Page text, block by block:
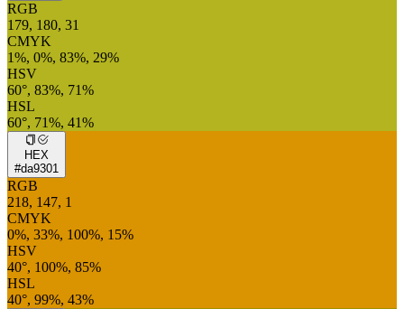
RGB
179, 180, 31
CMYK
1%, 0%, 83%, 29%
HSV
60°, 83%, 71%
HSL
60°, 71%, 41%
HEX
#da9301
RGB
218, 147, 1
CMYK
0%, 33%, 100%, 15%
HSV
40°, 100%, 85%
HSL
40°, 99%, 43%